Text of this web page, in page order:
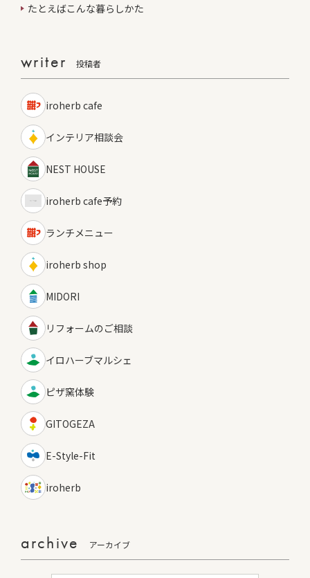
たとえばこんな暮らしかた
writer 投稿者
iroherb cafe
インテリア相談会
NEST HOUSE
iroherb cafe予約
ランチメニュー
iroherb shop
MIDORI
リフォームのご相談
イロハーブマルシェ
ピザ窯体験
GITOGEZA
E-Style-Fit
iroherb
archive アーカイブ